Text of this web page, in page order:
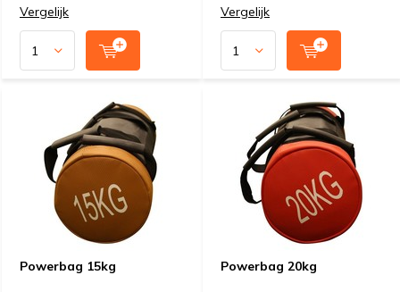
Vergelijk Vergelijk
Powerbag 15kg Powerbag 20kg